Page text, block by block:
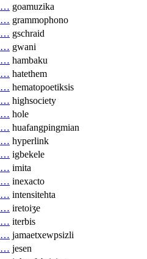
… goamuzika
… grammophono
… gschraid
… gwani
… hambaku
… hatethem
… hematopoetiksis
… highsociety
… hole
… huafangpingmian
… hyperlink
… igbekele
… imita
… inexacto
… intensitehta
… iretoiʒe
… iterbis
… jamaetxewpsizli
… jesen